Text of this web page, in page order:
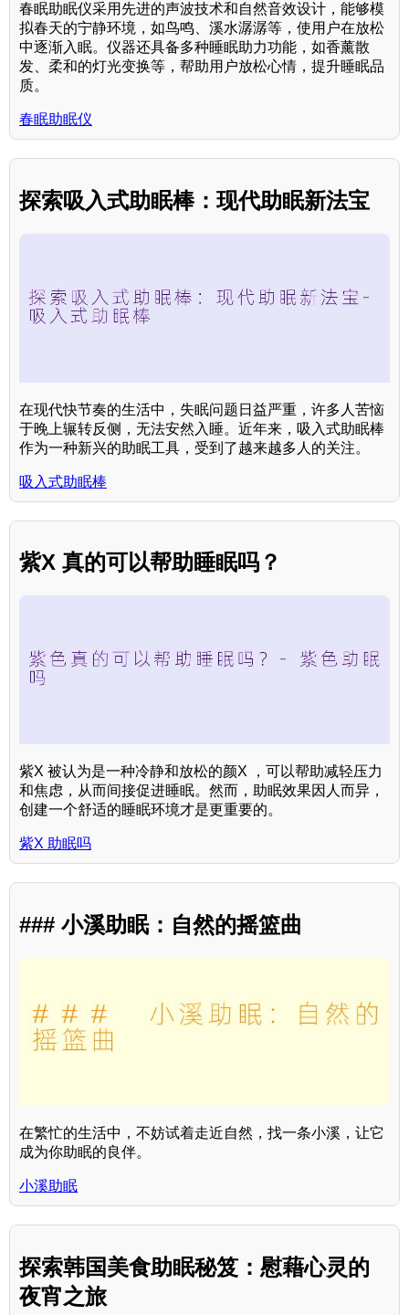
春眠助眠仪采用先进的声波技术和自然音效设计，能够模
拟春天的宁静环境，如鸟鸣、溪水潺潺等，使用户在放松
中逐渐入眠。仪器还具备多种睡眠助力功能，如香薰散
发、柔和的灯光变换等，帮助用户放松心情，提升睡眠品
质。
春眠助眠仪
探索吸入式助眠棒：现代助眠新法宝
在现代快节奏的生活中，失眠问题日益严重，许多人苦恼
于晚上辗转反侧，无法安然入睡。近年来，吸入式助眠棒
作为一种新兴的助眠工具，受到了越来越多人的关注。
吸入式助眠棒
紫X 真的可以帮助睡眠吗？
紫X 被认为是一种冷静和放松的颜X ，可以帮助减轻压力
和焦虑，从而间接促进睡眠。然而，助眠效果因人而异，
创建一个舒适的睡眠环境才是更重要的。
紫X 助眠吗
### 小溪助眠：自然的摇篮曲
在繁忙的生活中，不妨试着走近自然，找一条小溪，让它
成为你助眠的良伴。
小溪助眠
探索韩国美食助眠秘笈：慰藉心灵的
夜宵之旅